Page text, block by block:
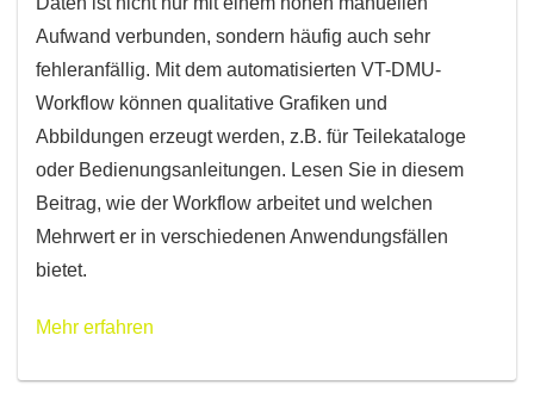
Aufwand verbunden, sondern häufig auch sehr
fehleranfällig. Mit dem automatisierten VT-DMU-
Workflow können qualitative Grafiken und
Abbildungen erzeugt werden, z.B. für Teilekataloge
oder Bedienungsanleitungen. Lesen Sie in diesem
Beitrag, wie der Workflow arbeitet und welchen
Mehrwert er in verschiedenen Anwendungsfällen
bietet.
Mehr erfahren